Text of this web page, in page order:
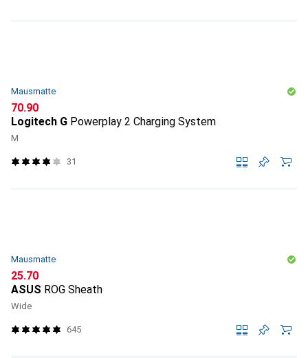
Mausmatte
CHF
70.90
Logitech G Powerplay 2 Charging System
M
31
Mausmatte
CHF
25.70
ASUS ROG Sheath
Wide
645